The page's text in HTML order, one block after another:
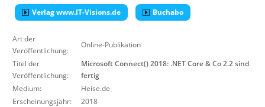
Wissen
Verlag www.IT-Visions.de Buchabo
Art der
Veröffentlichung:
Online-Publikation
Titel der
Veröffentlichung:
Microsoft Connect() 2018: .NET Core & Co 2.2 sind
fertig
Medium:
Heise.de
Erscheinungsjahr:
2018